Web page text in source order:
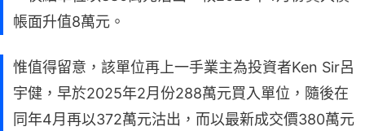
帳面升值8萬元。
惟值得留意，該單位再上一手業主為投資者Ken Sir呂
宇健，早於2025年2月份288萬元買入單位，隨後在
同年4月再以372萬元沽出，而以最新成交價380萬元